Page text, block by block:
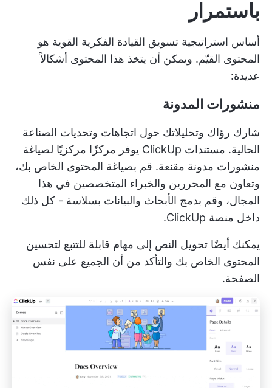
باستمرار
أساس استراتيجية تسويق القيادة الفكرية القوية هو
المحتوى القيّم. ويمكن أن يتخذ هذا المحتوى أشكالاً
عديدة:
منشورات المدونة
شارك رؤاك وتحليلاتك حول اتجاهات وتحديات الصناعة
الحالية. مستندات ClickUp
يوفر مركزًا مركزيًا لصياغة
منشورات مدونة مقنعة. قم بصياغة المحتوى الخاص بك،
وتعاون مع المحررين والخبراء المتخصصين في هذا
المجال، وقم بدمج الأبحاث والبيانات بسلاسة - كل ذلك
داخل منصة ClickUp.
يمكنك أيضًا تحويل النص إلى مهام قابلة للتتبع لتحسين
المحتوى الخاص بك والتأكد من أن الجميع على نفس
الصفحة.